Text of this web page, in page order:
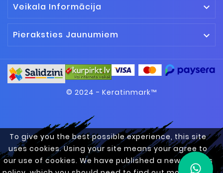
To give you the best possible experience, this site
uses cookies. Using your site means your agree to
our use of cookies. We have published a new cookies
Veikala Informācija 
Pieraksties Jaunumiem 
© 2024 - Keratinmark™